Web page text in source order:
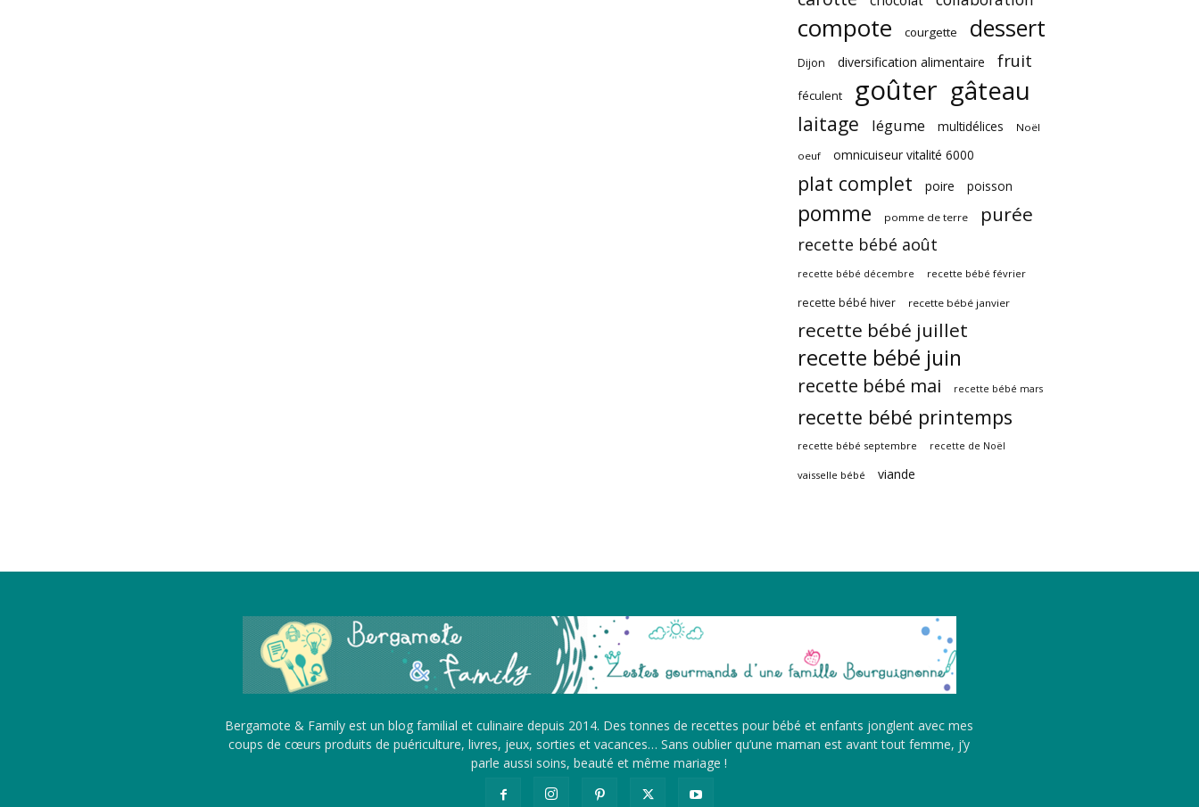
compote courgette dessert
Dijon diversification alimentaire fruit
féculent goûter gâteau
laitage légume multidélices Noël
oeuf omnicuiseur vitalité 6000
plat complet poire poisson
pomme pomme de terre purée
recette bébé août
recette bébé décembre recette bébé février
recette bébé hiver recette bébé janvier
recette bébé juillet
recette bébé juin
recette bébé mai recette bébé mars
recette bébé printemps
recette bébé septembre recette de Noël
vaisselle bébé viande
Bergamote & Family est un blog familial et culinaire depuis 2014. Des tonnes de recettes pour bébé et enfants jonglent avec mes
coups de cœurs produits de puériculture, livres, jeux, sorties et vacances… Sans oublier qu’une maman est avant tout femme, j’y
parle aussi soins, beauté et même mariage !